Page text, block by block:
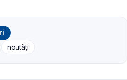
noutăți